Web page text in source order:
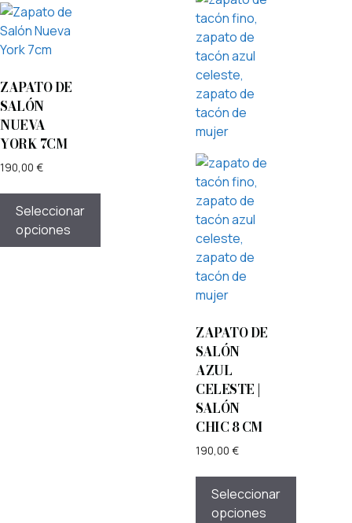
ZAPATO DE
SALÓN
NUEVA
YORK 7CM
190,00 €
Seleccionar
opciones
ZAPATO DE
SALÓN
AZUL
CELESTE |
SALÓN
CHIC 8 CM
190,00 €
Seleccionar
opciones